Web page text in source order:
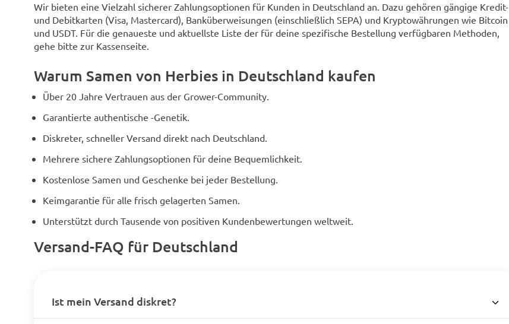
Wir bieten eine Vielzahl sicherer Zahlungsoptionen für Kunden in Deutschland an. Dazu gehören gängige Kredit-
und Debitkarten (Visa, Mastercard), Banküberweisungen (einschließlich SEPA) und Kryptowährungen wie Bitcoin
und USDT. Für die genaueste und aktuellste Liste der für deine spezifische Bestellung verfügbaren Methoden,
gehe bitte zur Kassenseite.
Warum Samen von Herbies in Deutschland kaufen
Über 20 Jahre Vertrauen aus der Grower-Community.
Garantierte authentische -Genetik.
Diskreter, schneller Versand direkt nach Deutschland.
Mehrere sichere Zahlungsoptionen für deine Bequemlichkeit.
Kostenlose Samen und Geschenke bei jeder Bestellung.
Keimgarantie für alle frisch gelagerten Samen.
Unterstützt durch Tausende von positiven Kundenbewertungen weltweit.
Versand-FAQ für Deutschland
Ist mein Versand diskret?